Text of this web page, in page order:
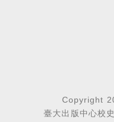
Copyright
臺大出版中心校